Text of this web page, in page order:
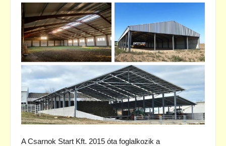
A Csarnok Start Kft. 2015 óta foglalkozik a